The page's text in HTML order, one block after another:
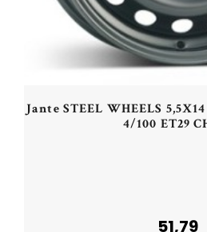
Jante STEEL WHEELS
4/100 ET29
51,79